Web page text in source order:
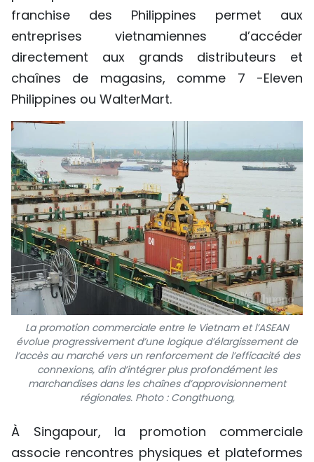
franchise des Philippines permet aux
entreprises vietnamiennes d’accéder
directement aux grands distributeurs et
chaînes de magasins, comme 7 -Eleven
Philippines ou WalterMart.
La promotion commerciale entre le Vietnam et l’ASEAN
évolue progressivement d’une logique d’élargissement de
l’accès au marché vers un renforcement de l’efficacité des
connexions, afin d’intégrer plus profondément les
marchandises dans les chaînes d’approvisionnement
régionales. Photo : Congthuong,
À Singapour, la promotion commerciale
associe rencontres physiques et plateformes